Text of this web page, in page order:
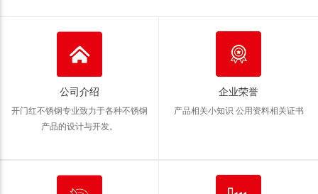
公司介绍
开门红不锈钢专业致力于各种不锈钢
产品的设计与开发。
企业荣誉
产品相关小知识 公用资料相关证书